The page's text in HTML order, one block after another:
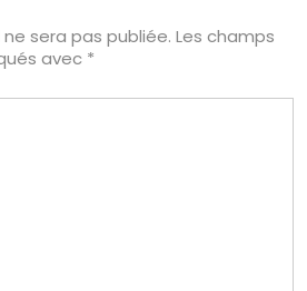
sera pas publiée. Les champs
avec *